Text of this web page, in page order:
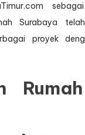
Surabaya
proyek